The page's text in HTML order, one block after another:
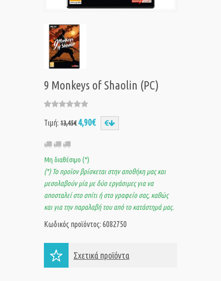
9 Monkeys of Shaolin (PC)
Τιμή: 13,45€ 4,90€
Μη διαθέσιμο (*)
(*) Το προϊον βρίσκεται στην αποθήκη μας και
μεσολαβούν μία με δύο εργάσιμες για να
αποσταλεί στο σπίτι ή στο γραφείο σας, καθώς
και για την παραλαβή του από το κατάστημά μας.
Κωδικός προϊόντος: 6082750
Σχετικά προϊόντα